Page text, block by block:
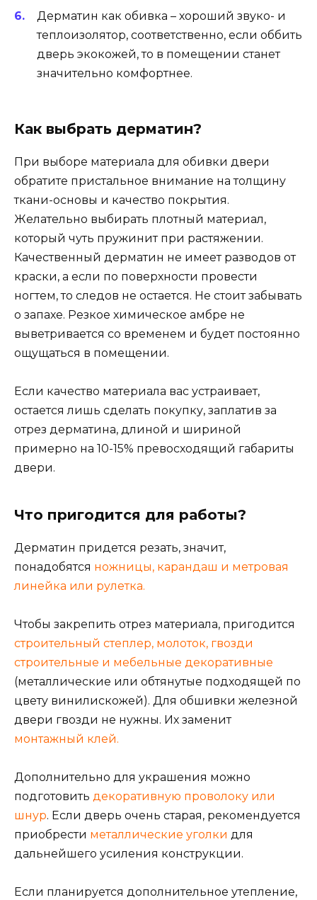
Дерматин как обивка – хороший звуко- и
теплоизолятор, соответственно, если оббить
дверь экокожей, то в помещении станет
значительно комфортнее.
Как выбрать дерматин?
При выборе материала для обивки двери
обратите пристальное внимание на толщину
ткани-основы и качество покрытия.
Желательно выбирать плотный материал,
который чуть пружинит при растяжении.
Качественный дерматин не имеет разводов от
краски, а если по поверхности провести
ногтем, то следов не остается. Не стоит забывать
о запахе. Резкое химическое амбре не
выветривается со временем и будет постоянно
ощущаться в помещении.
Если качество материала вас устраивает,
остается лишь сделать покупку, заплатив за
отрез дерматина, длиной и шириной
примерно на 10-15% превосходящий габариты
двери.
Что пригодится для работы?
Дерматин придется резать, значит,
понадобятся ножницы, карандаш и метровая
линейка или рулетка.
Чтобы закрепить отрез материала, пригодится
строительный степлер, молоток, гвозди
строительные и мебельные декоративные
(металлические или обтянутые подходящей по
цвету винилискожей). Для обшивки железной
двери гвозди не нужны. Их заменит
монтажный клей.
Дополнительно для украшения можно
подготовить декоративную проволоку или
шнур. Если дверь очень старая, рекомендуется
приобрести металлические уголки для
дальнейшего усиления конструкции.
Если планируется дополнительное утепление,